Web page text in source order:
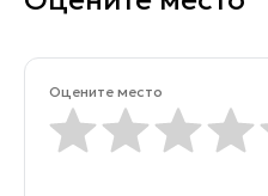
Оцените место